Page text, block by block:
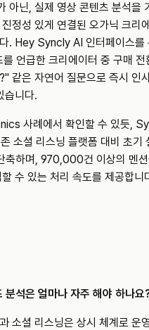
아닌, 실제 영상 콘텐츠 분석을
정성 있게 연결된 오가닉 크리
. Hey Syncly AI 인터페이스를
언급한 크리에이터 중 구매 전
같은 자연어 질문으로 즉시 인
습니다.
사례에서 확인할 수 있듯,
소셜 리스닝 플랫폼 대비 초기
축하며, 970,000건 이상의 멘
수 있는 처리 속도를 제공합니
분석은 얼마나 자주 해야 하나요
소셜 리스닝은 상시 체계로 운